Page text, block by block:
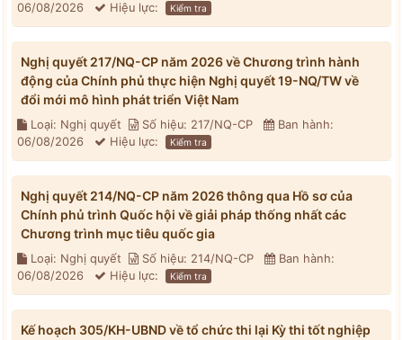
06/08/2026
Hiệu lực: Kiểm tra
Nghị quyết 217/NQ-CP năm 2026 về Chương trình hành
động của Chính phủ thực hiện Nghị quyết 19-NQ/TW về
đổi mới mô hình phát triển Việt Nam
Loại: Nghị quyết Số hiệu: 217/NQ-CP
Ban hành:
06/08/2026
Hiệu lực: Kiểm tra
Nghị quyết 214/NQ-CP năm 2026 thông qua Hồ sơ của
Chính phủ trình Quốc hội về giải pháp thống nhất các
Chương trình mục tiêu quốc gia
Loại: Nghị quyết Số hiệu: 214/NQ-CP
Ban hành:
06/08/2026
Hiệu lực: Kiểm tra
Kế hoạch 305/KH-UBND về tổ chức thi lại Kỳ thi tốt nghiệp